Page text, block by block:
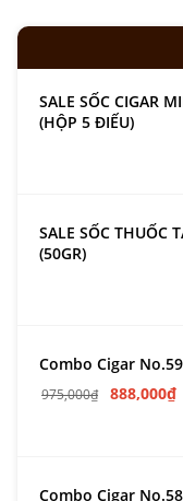
SALE SỐC CIGAR
(HỘP 5 ĐIẾU)
SALE SỐC THUỐC
(50GR)
Combo Cigar No.59
975,000₫ 888,000₫
Combo Cigar No.58